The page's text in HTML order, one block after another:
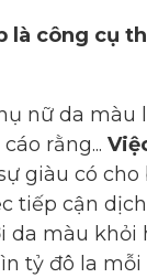
công cụ
nữ da màu
rằng...
giàu có
tiếp cận
màu khỏi
tỷ đô la